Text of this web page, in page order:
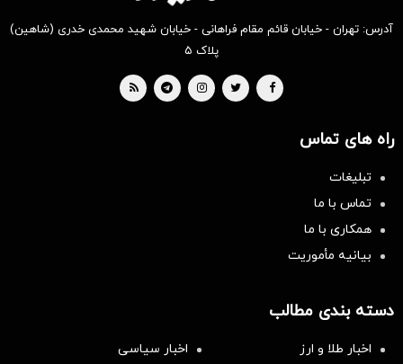
آدرس: تهران - خیابان قائم مقام فراهانی - خیابان شهید محمدی خدری (شاهین)
پلاک ۵
راه های تماس
تبلیغات
تماس با ما
همکاری با ما
بیانیه مأموریت
دسته بندی مطالب
اخبار طلا و ارز
اخبار سیاسی